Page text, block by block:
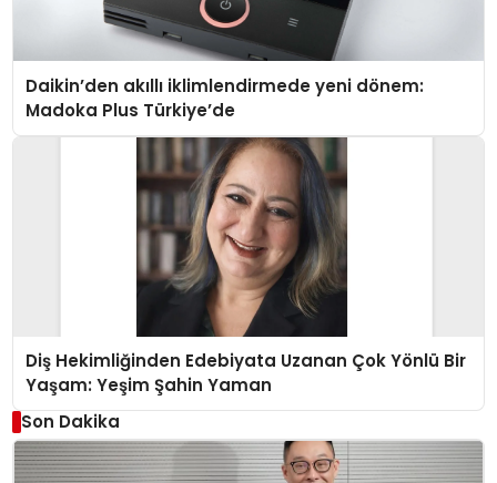
Daikin’den akıllı iklimlendirmede yeni dönem:
Madoka Plus Türkiye’de
Diş Hekimliğinden Edebiyata Uzanan Çok Yönlü Bir
Yaşam: Yeşim Şahin Yaman
Son Dakika